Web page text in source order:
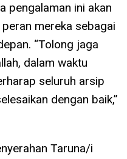
pengalaman ini akan
mereka sebagai
“Tolong jaga
dalam waktu
seluruh arsip
dengan baik,”
Taruna/i